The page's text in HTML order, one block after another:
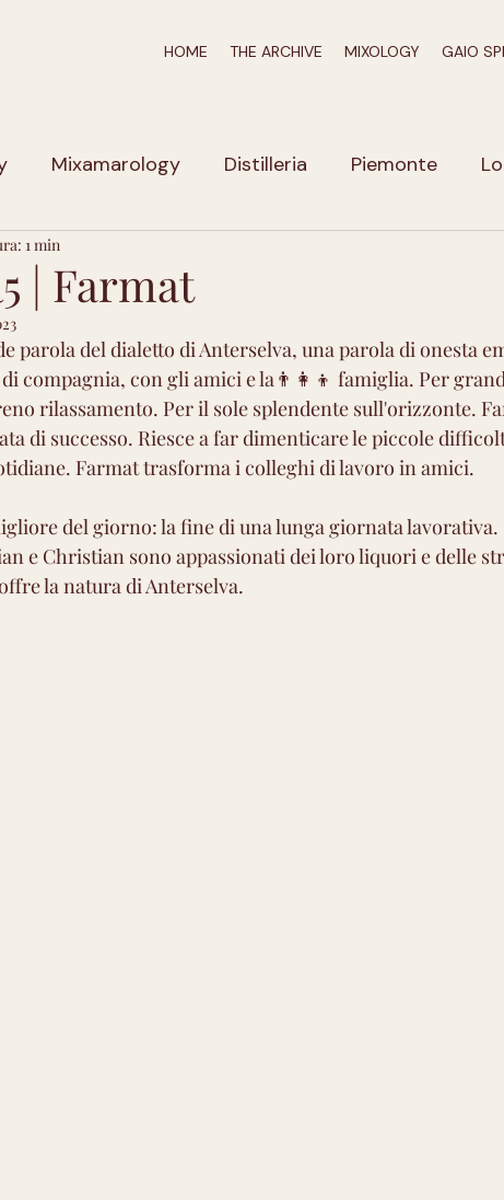
HOME THE ARCHIVE MIXOLOGY GAIO
Mixamarology Distilleria Piemonte
Venezia Giulia
Emilia Romagna Liguria Marche
Umbria Campania Erbe e Spezie Molto
Molto amaro Amarissimo
| Farmat
1 min
parola del dialetto di Anterselva, una parola di onesta
compagnia, con gli amici e la👨‍👩‍👦 famiglia. Per
rilassamento. Per il sole splendente sull'orizzonte.
di successo. Riesce a far dimenticare le piccole
Farmat trasforma i colleghi di lavoro in amici.
del giorno: la fine di una lunga giornata lavorativa.
e Christian sono appassionati dei loro liquori e delle
la natura di Anterselva.